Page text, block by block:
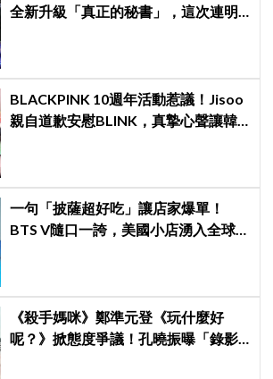
全新升級「真正的秘書」，這次連明
BLACKPINK 10週年活動惹議！Jisoo
親自道歉安慰BLINK，真摯心聲讓韓
一句「披薩超好吃」讓店家爆單！
BTS V隨口一誇，美國小店湧入全球
《殺手媽咪》鄭準元登《玩什麼好
呢？》掀態度爭議！孔曉振曝「錄影